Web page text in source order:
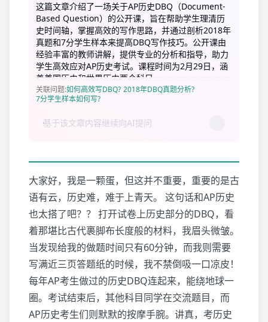
这篇文章介绍了一场关于AP历史DBQ（Document-
Based Question）的公开课，旨在帮助学生理清历
史时间轴，掌握高效的写作思路，并通过剖析2018年
真题和7分学生样本来提高DBQ写作技巧。公开课由
经验丰富的教师讲解，提供专业的分析和指导，助力
学生高效应对AP历史考试。课程时间为2月29日，涵
盖美国历史和世界历史两个科目。
关联问题:如何高效写DBQ? 2018年DBQ真题分析?
7分学生样本如何写?
大家好，我是一颗蛋，但这并不重要，重要的是古
语有云，历史难，难于上青天。 这句话和AP历史
也太搭了吧？？ 打开试卷上历史部分的DBQ，看
着那堪比古代裹脚布长度般的材料，我眉头微皱。
当发现给我的做题时间只有60分钟，而我则需要
写满近三页答题纸的时候，我不禁倒吸一口凉皮！
每年AP考生做过的历史DBQ连起来，能绕地球一
圈。考试结束后，其他科目同学在交流题目，而
AP历史考生们则默默的按摩手腕。讲真，考历史